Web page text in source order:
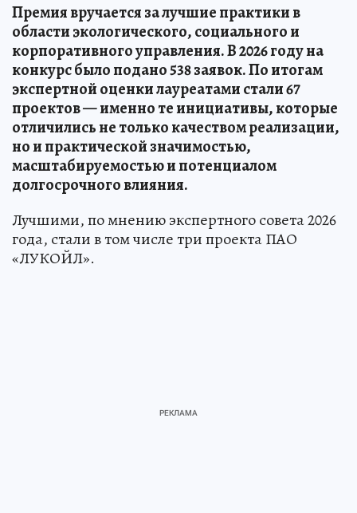
Премия вручается за лучшие практики в
области экологического, социального и
корпоративного управления. В 2026 году на
конкурс было подано 538 заявок. По итогам
экспертной оценки лауреатами стали 67
проектов — именно те инициативы, которые
отличились не только качеством реализации,
но и практической значимостью,
масштабируемостью и потенциалом
долгосрочного влияния.
Лучшими, по мнению экспертного совета 2026
года, стали в том числе три проекта ПАО
«ЛУКОЙЛ».